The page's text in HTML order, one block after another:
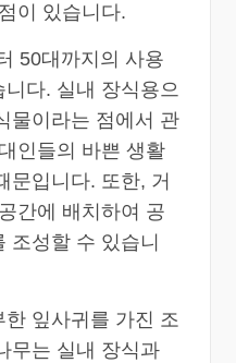
이 있습니다.
50대까지의 사용
다. 실내 장식용으
물이라는 점에서 관
인들의 바쁜 생활
문입니다. 또한, 거
간에 배치하여 공
조성할 수 있습니
잎사귀를 가진 조
무는 실내 장식과